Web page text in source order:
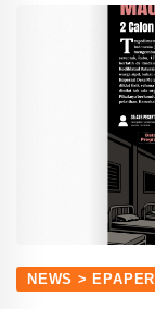
NEWS > EPAPER